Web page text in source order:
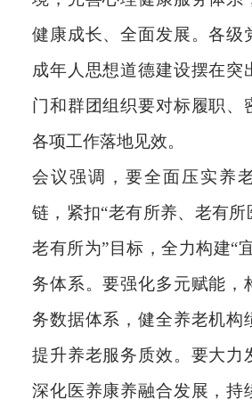
健康成长、全面发展。各级
成年人思想道德建设摆在突
门和群团组织要对标履职、
各项工作落地见效。
会议强调，要全面压实养
链，紧扣“老有所养、老有所
老有所为”目标，全力构建“
务体系。要强化多元赋能，
务数据体系，健全养老机构
提升养老服务质效。要大力
深化医养康养融合发展，持